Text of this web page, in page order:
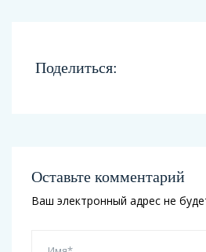
Поделиться:
Оставьте комментарий
Ваш электронный адрес не